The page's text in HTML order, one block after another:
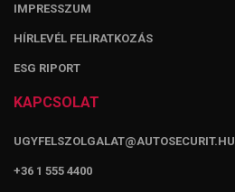
IMPRESSZUM
HÍRLEVÉL FELIRATKOZÁS
ESG RIPORT
KAPCSOLAT
UGYFELSZOLGALAT@AUTOSECURIT.HU
+36 1 555 4400